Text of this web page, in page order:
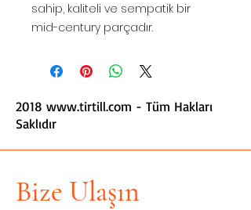
sahip, kaliteli ve sempatik bir
mid-century parçadır.
2018 www.tirtill.com - Tüm Hakları
Saklıdır
Bize Ulaşın